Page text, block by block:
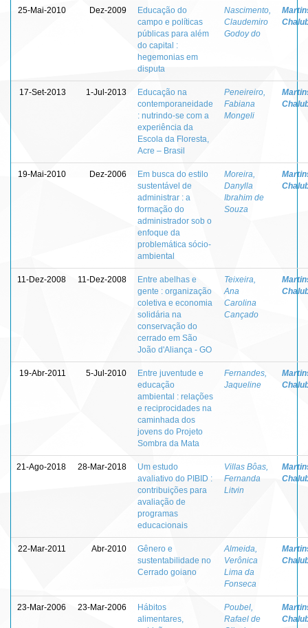
25-Mai-2010 Dez-2009
Educação do
campo e políticas
públicas para além
do capital :
hegemonias em
disputa
Nascimento,
Claudemiro
Godoy do
17-Set-2013 1-Jul-2013
Educação na
contemporaneidade
: nutrindo-se com a
experiência da
Escola da Floresta,
Acre – Brasil
Peneireiro,
Fabiana
Mongeli
19-Mai-2010 Dez-2006
Em busca do estilo
sustentável de
administrar : a
formação do
administrador sob o
enfoque da
problemática sócio-
ambiental
Moreira,
Danylla
Ibrahim de
Souza
11-Dez-2008 11-Dez-2008
Entre abelhas e
gente : organização
coletiva e economia
solidária na
conservação do
cerrado em São
João d'Aliança - GO
Teixeira,
Ana
Carolina
Cançado
19-Abr-2011 5-Jul-2010
Entre juventude e
educação
ambiental : relações
e reciprocidades na
caminhada dos
jovens do Projeto
Sombra da Mata
Fernandes,
Jaqueline
21-Ago-2018 28-Mar-2018
Um estudo
avaliativo do PIBID :
contribuições para
avaliação de
programas
educacionais
Villas Bôas,
Fernanda
Litvin
22-Mar-2011 Abr-2010
Gênero e
sustentabilidade no
Cerrado goiano
Almeida,
Verônica
Lima da
Fonseca
23-Mar-2006 23-Mar-2006
Hábitos
alimentares,
Poubel,
Rafael de